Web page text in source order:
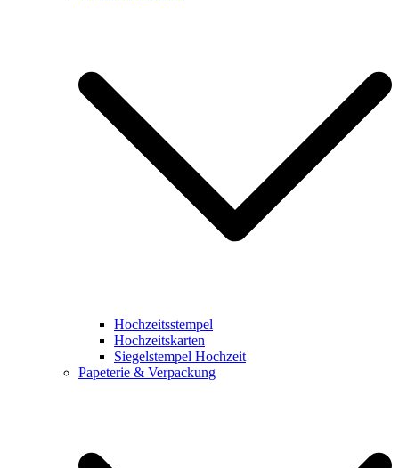
Hochzeitsstempel
Hochzeitskarten
Siegelstempel Hochzeit
Papeterie & Verpackung